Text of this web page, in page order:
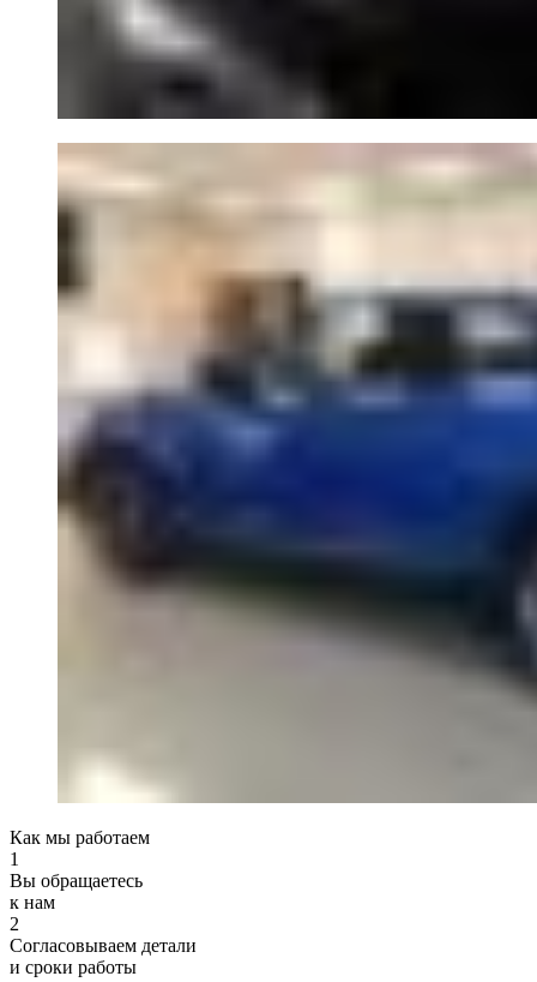
Как мы работаем
1
Вы обращаетесь
к нам
2
Согласовываем детали
и сроки работы